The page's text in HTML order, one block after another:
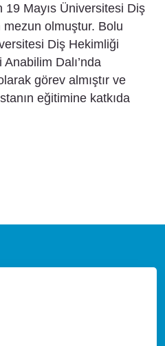
Mayıs Üniversitesi Diş
olmuştur. Bolu
Diş Hekimliği
Dalı’nda
görev almıştır ve
eğitimine katkıda